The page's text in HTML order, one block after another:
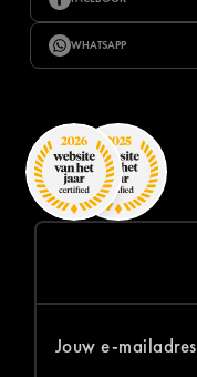
WHATSAPP